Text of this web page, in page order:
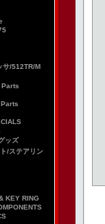
サ/512TR/M
Parts
ッズ
/ステアリン
KEY RING